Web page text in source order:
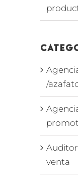
/
venta